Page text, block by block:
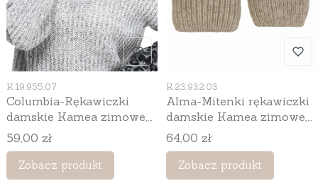
Kod produktu
K.19.955.07
Columbia-Rękawiczki
damskie Kamea zimowe,
bez palców, z bawełnianą
podszewką, 56% wełny,
kolor grafitowy
Cena
59,00 zł
Zobacz produkt
Kod produktu
K.23.932.03
Alma-Mitenki rękawiczki
damskie Kamea zimowe,
bez palców, kolor beżowy
Cena
64,00 zł
Zobacz produkt